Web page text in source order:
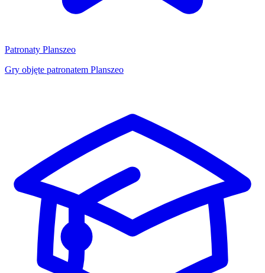
Patronaty Planszeo
Gry objęte patronatem Planszeo